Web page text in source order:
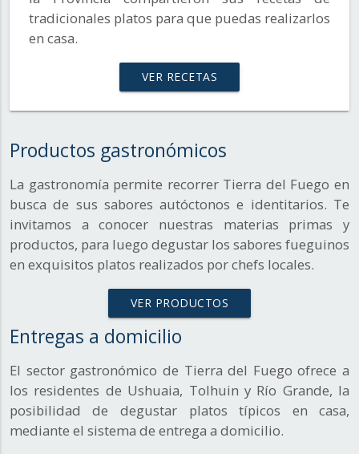
tradicionales platos para que puedas realizarlos
en casa.
VER RECETAS
Productos gastronómicos
La gastronomía permite recorrer Tierra del Fuego en
busca de sus sabores autóctonos e identitarios. Te
invitamos a conocer nuestras materias primas y
productos, para luego degustar los sabores fueguinos
en exquisitos platos realizados por chefs locales.
VER PRODUCTOS
Entregas a domicilio
El sector gastronómico de Tierra del Fuego ofrece a
los residentes de Ushuaia, Tolhuin y Río Grande, la
posibilidad de degustar platos típicos en casa,
mediante el sistema de entrega a domicilio.